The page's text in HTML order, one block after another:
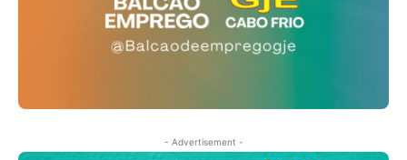
- Advertisement -